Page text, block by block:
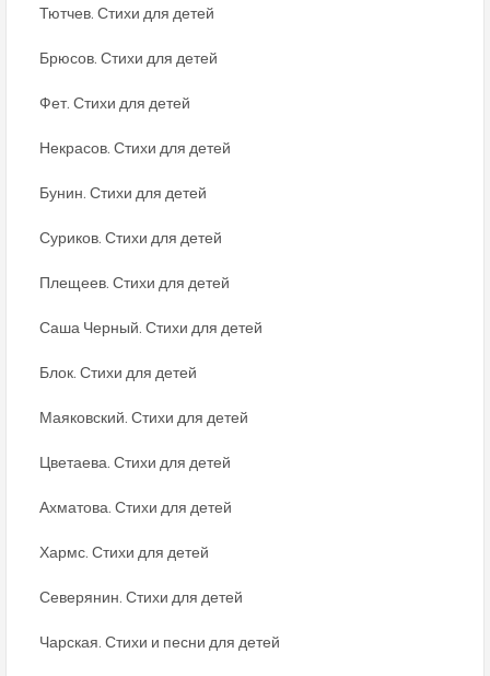
Тютчев. Стихи для детей
Брюсов. Стихи для детей
Фет. Стихи для детей
Некрасов. Стихи для детей
Бунин. Стихи для детей
Суриков. Стихи для детей
Плещеев. Стихи для детей
Саша Черный. Стихи для детей
Блок. Стихи для детей
Маяковский. Стихи для детей
Цветаева. Стихи для детей
Ахматова. Стихи для детей
Хармс. Стихи для детей
Северянин. Стихи для детей
Чарская. Стихи и песни для детей